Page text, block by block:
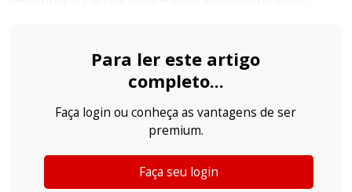
Para ler este artigo
completo...
Faça login ou conheça as vantagens de ser
premium.
Faça seu login